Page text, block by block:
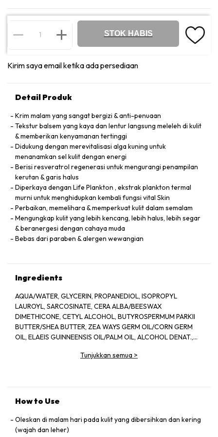
STOK HABIS
Kirim saya email ketika ada persediaan
Detail Produk
Krim malam yang sangat bergizi & anti-penuaan
Tekstur balsem yang kaya dan lentur langsung meleleh di kulit
& memberikan kenyamanan tertinggi
Didukung dengan merevitalisasi alga kuning untuk
menanamkan sel kulit dengan energi
Berisi resveratrol regenerasi untuk mengurangi penampilan
kerutan & garis halus
Diperkaya dengan Life Plankton , ekstrak plankton termal
murni untuk menghidupkan kembali fungsi vital Skin
Perbaikan, memelihara & memperkuat kulit dalam semalam
Mengungkap kulit yang lebih kencang, lebih halus, lebih segar
& beranergesi dengan cahaya muda
Bebas dari paraben & alergen wewangian
Ingredients
AQUA/WATER, GLYCERIN, PROPANEDIOL, ISOPROPYL
LAUROYL, SARCOSINATE, CERA ALBA/BEESWAX
DIMETHICONE, CETYL ALCOHOL, BUTYROSPERMUM PARKII
BUTTER/SHEA BUTTER, ZEA WAYS GERM OIL/CORN GERM
OIL, ELAEIS GUINNEENSIS OIL/PALM OIL, ALCOHOL DENAT.,
MYRISTYL MYRISTATE, AMMONIUM POLYACRYLOYLDIMETHYL
EXTRACT, BETAINE, SORBITAN OLEATE, SORBITAN
ISOHEXADECANE, SODIUM HYALURONATE, SODIUM
LEVULINATE, SILICA SILYLATE, MYRISTIC ACID, PALMITIC
Tunjukkan semua >
How to Use
Oleskan di malam hari pada kulit yang dibersihkan dan kering
(wajah dan leher)